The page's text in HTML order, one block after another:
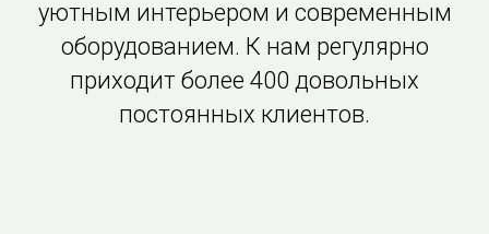
уютным интерьером и современным
оборудованием. К нам регулярно
приходит более 400 довольных
постоянных клиентов.